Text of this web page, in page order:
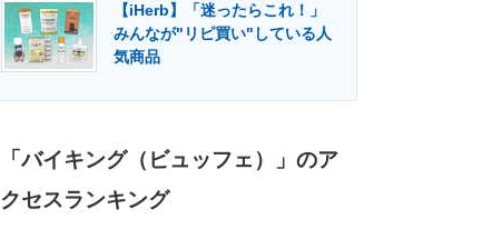
【iHerb】「迷ったらこれ！」
みんなが"リピ買い"している人
気商品
「バイキング（ビュッフェ）」のア
クセスランキング